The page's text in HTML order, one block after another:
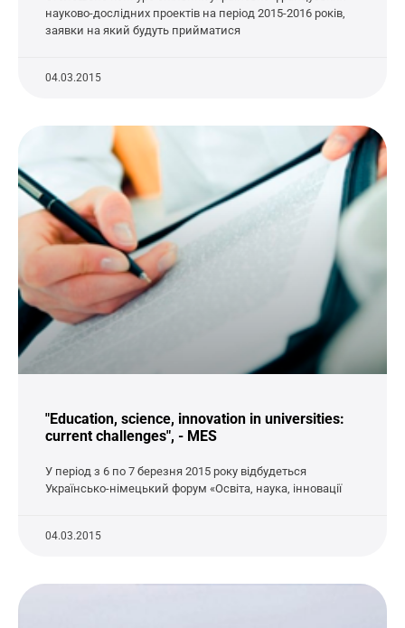
науково-дослідних проектів на період 2015-2016 років,
заявки на який будуть прийматися
04.03.2015
"Education, science, innovation in universities:
current challenges", - MES
У період з 6 по 7 березня 2015 року відбудеться
Українсько-німецький форум «Освіта, наука, інновації
04.03.2015